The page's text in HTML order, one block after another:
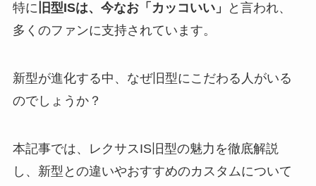
特に 旧型ISは、今なお「カッコいい」
と言われ、
多くのファンに支持されています。
新型が進化する中、なぜ旧型にこだわる人がいる
のでしょうか？
本記事では、レクサスIS旧型の魅力を徹底解説
し、新型との違いやおすすめのカスタムについて